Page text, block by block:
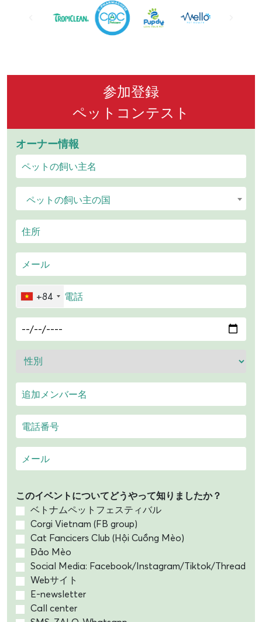
参加登録
ペットコンテスト
オーナー情報
ペットの飼い主の国
+84
このイベントについてどうやって知りましたか？
ベトナムペットフェスティバル
Corgi Vietnam (FB group)
Cat Fancicers Club (Hội Cuồng Mèo)
Đảo Mèo
Social Media: Facebook/Instagram/Tiktok/Thread
Webサイト
E-newsletter
Call center